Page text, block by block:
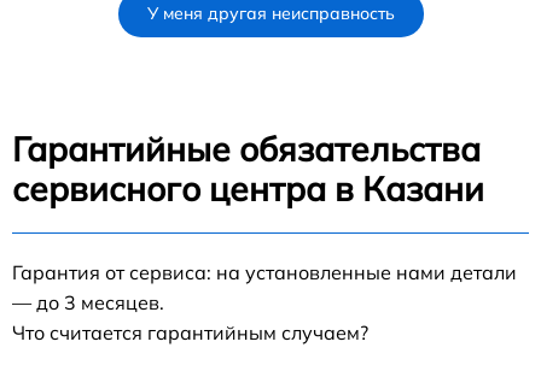
У меня другая неисправность
Гарантийные обязательства
сервисного центра в Казани
Гарантия от сервиса: на установленные нами детали
— до 3 месяцев.
Что считается гарантийным случаем?